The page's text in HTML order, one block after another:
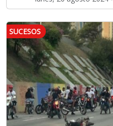
SUCESOS